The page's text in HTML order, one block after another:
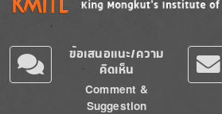
ข้อเสนอแนะ/ความ
คิดเห็น
Comment &
Suggestion